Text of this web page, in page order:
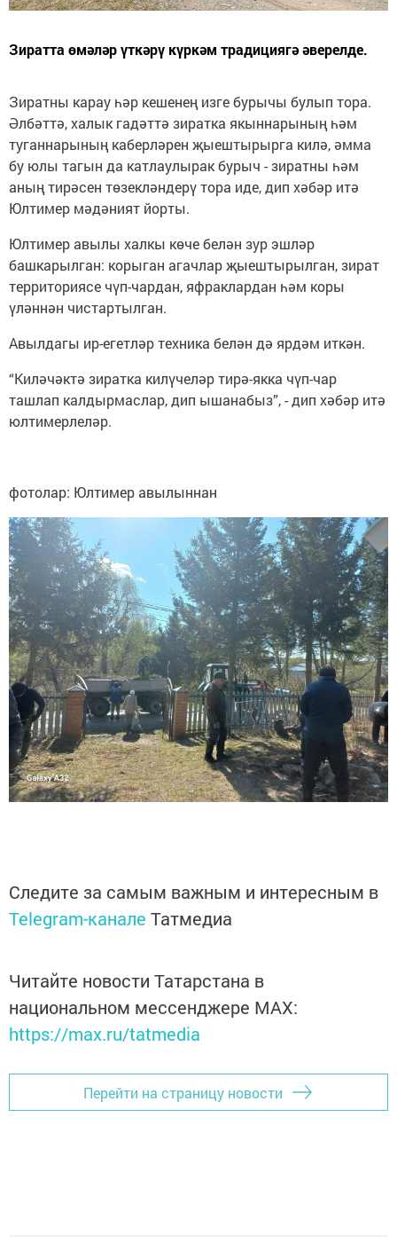
Зиратта өмәләр үткәрү күркәм традициягә әверелде.
Зиратны карау һәр кешенең изге бурычы булып тора.
Әлбәттә, халык гадәттә зиратка якыннарының һәм
туганнарының каберләрен җыештырырга килә, әмма
бу юлы тагын да катлаулырак бурыч - зиратны һәм
аның тирәсен төзекләндерү тора иде, дип хәбәр итә
Юлтимер мәдәният йорты.
Юлтимер авылы халкы көче белән зур эшләр
башкарылган: корыган агачлар җыештырылган, зират
территориясе чүп-чардан, яфраклардан һәм коры
үләннән чистартылган.
Авылдагы ир-егетләр техника белән дә ярдәм иткән.
“Киләчәктә зиратка килүчеләр тирә-якка чүп-чар
ташлап калдырмаслар, дип ышанабыз”, - дип хәбәр итә
юлтимерлеләр.
фотолар: Юлтимер авылыннан
Следите за самым важным и интересным в
Telegram-канале Татмедиа
Читайте новости Татарстана в
национальном мессенджере MАХ:
https://max.ru/tatmedia
Перейти на страницу новости